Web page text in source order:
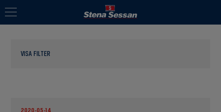
VISA FILTER